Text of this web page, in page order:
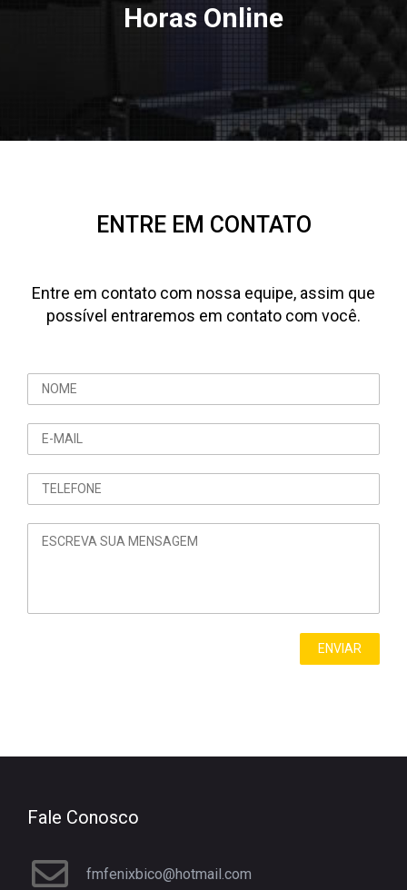
Horas Online
ENTRE EM CONTATO
Entre em contato com nossa equipe, assim que
possível entraremos em contato com você.
Fale Conosco
fmfenixbico@hotmail.com